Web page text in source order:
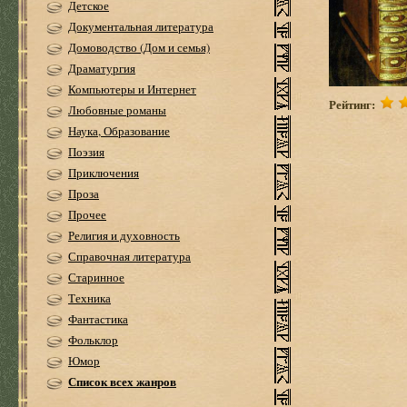
Детское
Документальная литература
Домоводство (Дом и семья)
Драматургия
Компьютеры и Интернет
Любовные романы
Наука, Образование
Поэзия
Приключения
Проза
Прочее
Религия и духовность
Справочная литература
Старинное
Техника
Фантастика
Фольклор
Юмор
Список всех жанров
Рейтинг: